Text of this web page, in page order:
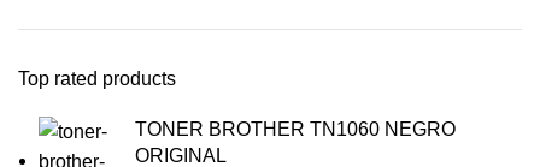
Top rated products
TONER BROTHER TN1060 NEGRO
ORIGINAL